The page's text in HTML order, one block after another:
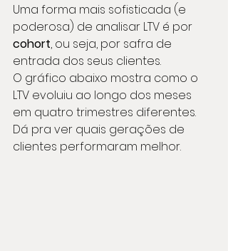
Uma forma mais sofisticada (e
poderosa) de analisar LTV é por
cohort, ou seja, por safra de
entrada dos seus clientes.
O gráfico abaixo mostra como o
LTV evoluiu ao longo dos meses
em quatro trimestres diferentes.
Dá pra ver quais gerações de
clientes performaram melhor.